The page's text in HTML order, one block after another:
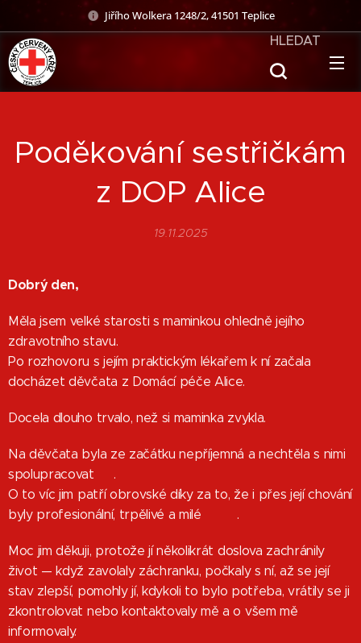
Jiřího Wolkera 1248/2, 41501 Teplice
HLEDAT
Poděkování sestřičkám
z DOP Alice
19.11.2025
Dobrý den,
Měla jsem velké starosti s maminkou ohledně jejího
zdravotního stavu.
Po rozhovoru s jejím praktickým lékařem k ní začala
docházet děvčata z Domácí péče Alice.
Docela dlouho trvalo, než si maminka zvykla.
Na děvčata byla ze začátku nepříjemná a nechtěla s nimi
spolupracovat 🫣.
O to víc jim patří obrovské díky za to, že i přes její chování
byly profesionální, trpělivé a milé 🙏🙏.
Moc jim děkuji, protože jí několikrát doslova zachránily
život — když zavolaly záchranku, počkaly s ní, až se její
stav zlepší, pomohly jí, kdykoli to bylo potřeba, vrátily se ji
zkontrolovat nebo kontaktovaly mě a o všem mě
informovaly.